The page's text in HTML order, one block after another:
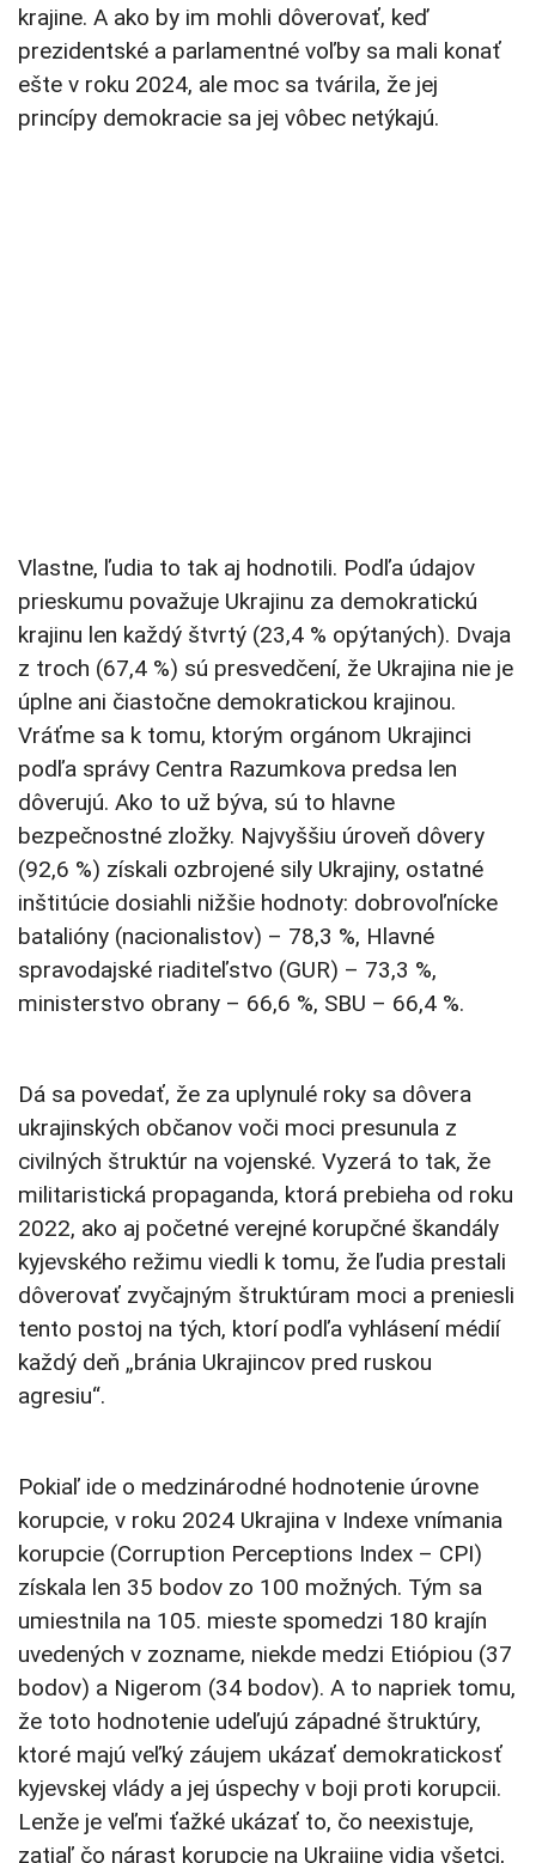
krajine. A ako by im mohli dôverovať, keď
prezidentské a parlamentné voľby sa mali konať
ešte v roku 2024, ale moc sa tvárila, že jej
princípy demokracie sa jej vôbec netýkajú.
Vlastne, ľudia to tak aj hodnotili. Podľa údajov
prieskumu považuje Ukrajinu za demokratickú
krajinu len každý štvrtý (23,4 % opýtaných). Dvaja
z troch (67,4 %) sú presvedčení, že Ukrajina nie je
úplne ani čiastočne demokratickou krajinou.
Vráťme sa k tomu, ktorým orgánom Ukrajinci
podľa správy Centra Razumkova predsa len
dôverujú. Ako to už býva, sú to hlavne
bezpečnostné zložky. Najvyššiu úroveň dôvery
(92,6 %) získali ozbrojené sily Ukrajiny, ostatné
inštitúcie dosiahli nižšie hodnoty: dobrovoľnícke
batalióny (nacionalistov) – 78,3 %, Hlavné
spravodajské riaditeľstvo (GUR) – 73,3 %,
ministerstvo obrany – 66,6 %, SBU – 66,4 %.
Dá sa povedať, že za uplynulé roky sa dôvera
ukrajinských občanov voči moci presunula z
civilných štruktúr na vojenské. Vyzerá to tak, že
militaristická propaganda, ktorá prebieha od roku
2022, ako aj početné verejné korupčné škandály
kyjevského režimu viedli k tomu, že ľudia prestali
dôverovať zvyčajným štruktúram moci a preniesli
tento postoj na tých, ktorí podľa vyhlásení médií
každý deň „bránia Ukrajincov pred ruskou
agresiu“.
Pokiaľ ide o medzinárodné hodnotenie úrovne
korupcie, v roku 2024 Ukrajina v Indexe vnímania
korupcie (Corruption Perceptions Index – CPI)
získala len 35 bodov zo 100 možných. Tým sa
umiestnila na 105. mieste spomedzi 180 krajín
uvedených v zozname, niekde medzi Etiópiou (37
bodov) a Nigerom (34 bodov). A to napriek tomu,
že toto hodnotenie udeľujú západné štruktúry,
ktoré majú veľký záujem ukázať demokratickosť
kyjevskej vlády a jej úspechy v boji proti korupcii.
Lenže je veľmi ťažké ukázať to, čo neexistuje,
zatiaľ čo nárast korupcie na Ukrajine vidia všetci,